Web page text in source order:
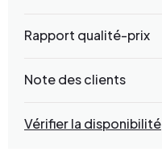
Rapport qualité-prix
Note des clients
Vérifier la disponibilité